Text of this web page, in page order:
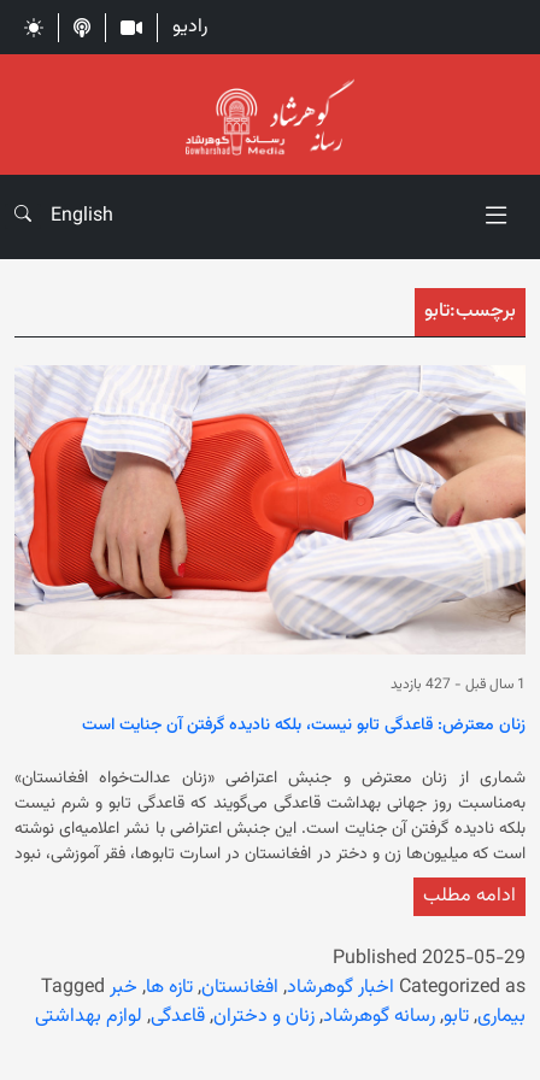
رادیو
English
برچسب:تابو
1 سال قبل - 427 بازدید
زنان معترض: قاعدگی تابو نیست، بلکه نادیده‌ گرفتن آن جنایت است
شماری از زنان معترض و جنبش اعتراضی «زنان عدالت‌خواه افغانستان»
به‌مناسبت روز جهانی بهداشت قاعدگی می‌گویند که قاعدگی تابو و شرم نیست
بلکه نادیده‌ گرفتن آن جنایت است. این جنبش اعتراضی با نشر اعلامیه‌ای نوشته
است که میلیون‌ها زن و دختر در افغانستان در اسارت تابوها، فقر آموزشی، نبود
دسترسی به لوازم بهداشتی و سکوت مرگ‌بار نهادهای داخلی و جهانی گرفتار
هستند. در اعلامیه آمده است که دختران در افغانستان به‌خاطر نداشتن آگاهی
ندارند. اعضای جنبش اعتراضی زنان عدالت‌خواه تاکید کرده است: «زنان و دختران
در افغانستان بخاطر سنت‌ها، هنوز قاعدگی را ناپاکی می‌نامند و زنان را در ایام
قاعدگی از حق تماس با خانواده و حتی غذا محروم می‌کنند.» زنان معترض از
رسانه‌ها‌ خواسته‌اند که به‌جای تصویرسازی رمانتیک از زنان افغانستان صدای
ادامه مطلب
Published 2025-05-29
Categorized as اخبار گوهرشاد, افغانستان,تازه ها, خبر Tagged
بیماری,تابو,رسانه گوهرشاد,زنان و دختران,قاعدگی, لوازم بهداشتی